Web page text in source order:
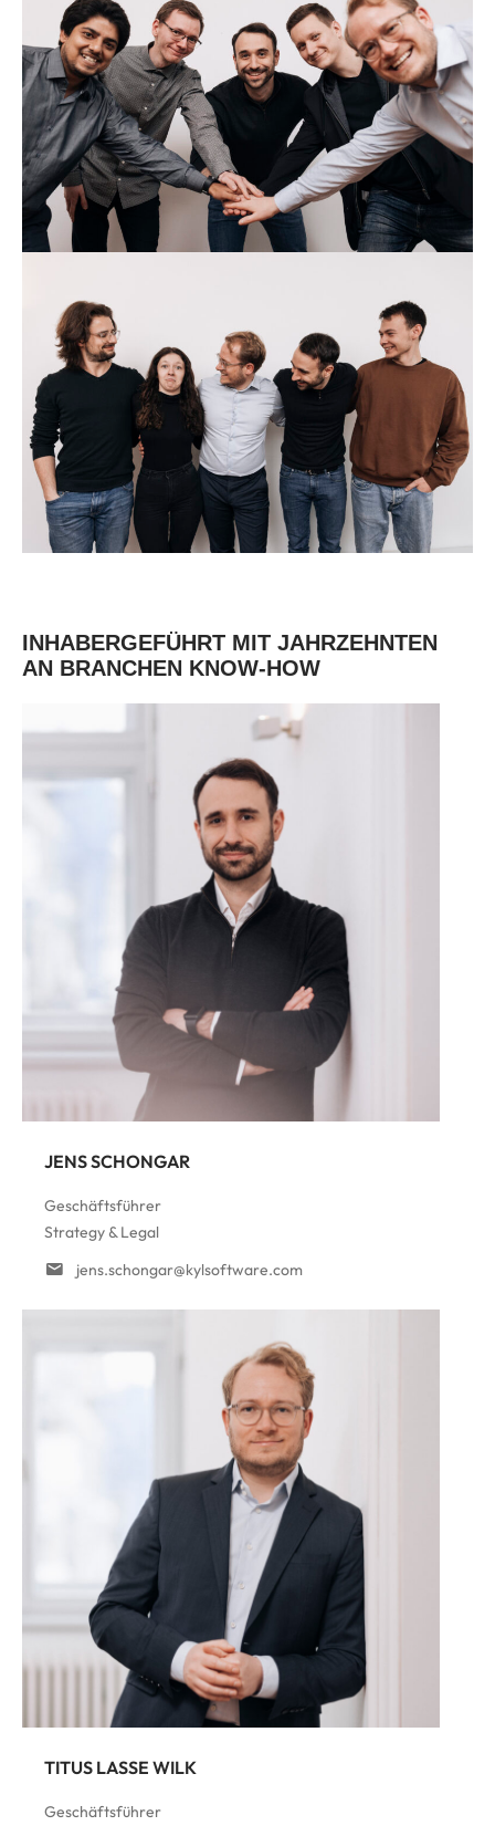
INHABERGEFÜHRT MIT JAHRZEHNTEN
AN BRANCHEN KNOW-HOW
JENS SCHONGAR
Geschäftsführer
Strategy & Legal
jens.schongar@kylsoftware.com
TITUS LASSE WILK
Geschäftsführer